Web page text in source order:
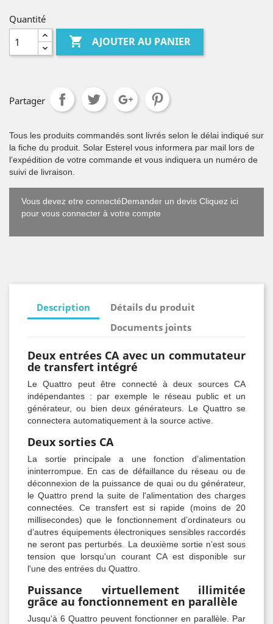
Quantité
 AJOUTER AU PANIER
Partager
Tous les produits commandés sont livrés selon le délai indiqué sur
la fiche du produit. Solar Esterel vous informera par mail lors de
l’expédition de votre commande et vous indiquera un numéro de
suivi de livraison.
Vous devez etre connectéDemander un devis Cliquez ici
pour vous connecter à votre compte
Description
Détails du produit
Documents joints
Deux entrées CA avec un commutateur
de transfert intégré
Le Quattro peut être connecté à deux sources CA
indépendantes : par exemple le réseau public et un
générateur, ou bien deux générateurs. Le Quattro se
connectera automatiquement à la source active.
Deux sorties CA
La sortie principale a une fonction d’alimentation
ininterrompue. En cas de défaillance du réseau ou de
déconnexion de la puissance de quai ou du générateur,
le Quattro prend la suite de l'alimentation des charges
connectées. Ce transfert est si rapide (moins de 20
millisecondes) que le fonctionnement d’ordinateurs ou
d’autres équipements électroniques sensibles raccordés
ne seront pas perturbés. La deuxième sortie n’est sous
tension que lorsqu'un courant CA est disponible sur
l'une des entrées du Quattro.
Puissance virtuellement illimitée
grâce au fonctionnement en parallèle
Jusqu'à 6 Quattro peuvent fonctionner en parallèle. Par